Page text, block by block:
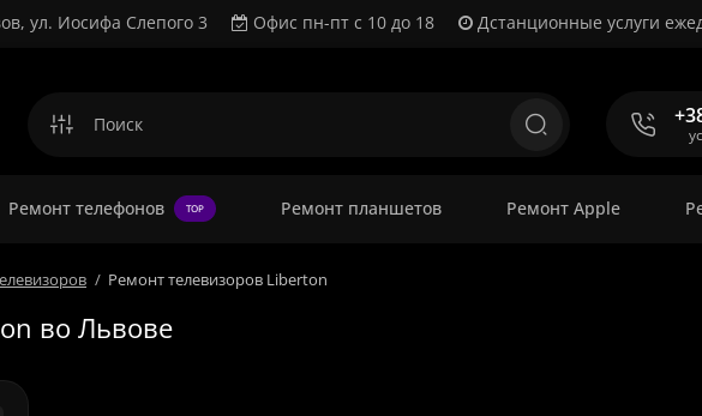
ул. Иосифа Слепого 3 Офис пн-пт с 10 до 18 Дстанционные услуги
Ремонт телефонов TOP Ремонт планшетов Ремонт Apple
Ремонт телевизоров Liberton
во Львове